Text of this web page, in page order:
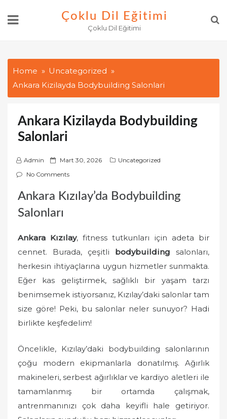
Çoklu Dil Eğitimi
Çoklu Dil Eğitimi
Home
Uncategorized
Ankara Kizilayda Bodybuilding Salonlari
Ankara Kizilayda Bodybuilding
Salonlari
Admin
P
o
Mart 30, 2026
Uncategorized
No Comments
Ankara Kızılay’da Bodybuilding
Salonları
Ankara Kızılay, fitness tutkunları için adeta bir
cennet. Burada, çeşitli bodybuilding salonları,
herkesin ihtiyaçlarına uygun hizmetler sunmakta.
Eğer kas geliştirmek, sağlıklı bir yaşam tarzı
benimsemek istiyorsanız, Kızılay’daki salonlar tam
size göre! Peki, bu salonlar neler sunuyor? Hadi
birlikte keşfedelim!
Öncelikle, Kızılay’daki bodybuilding salonlarının
çoğu modern ekipmanlarla donatılmış. Ağırlık
makineleri, serbest ağırlıklar ve kardiyo aletleri ile
tamamlanmış bir ortamda çalışmak,
antrenmanınızı çok daha keyifli hale getiriyor.